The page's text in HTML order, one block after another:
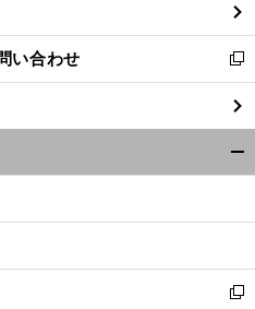
で
開
く
い合わせ
新
し
い
ウ
ィ
ン
ウ
開
く
新